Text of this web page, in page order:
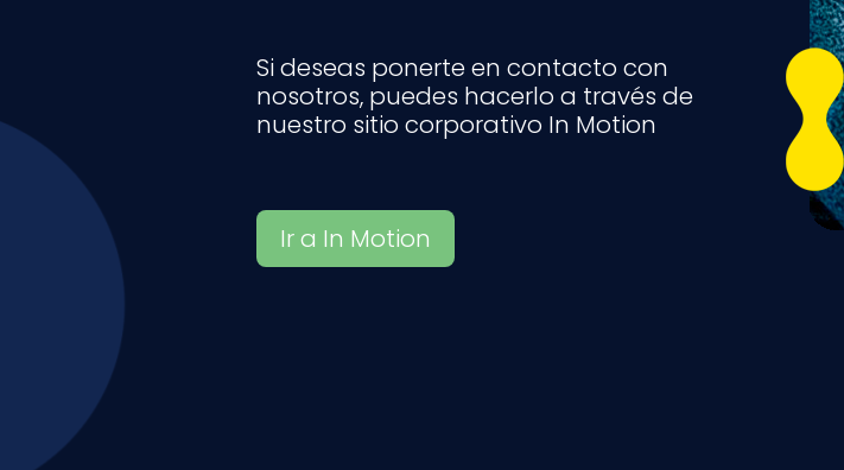
Si deseas ponerte en contacto con
nosotros, puedes hacerlo a través de
nuestro sitio corporativo In Motion
Ir a In Motion